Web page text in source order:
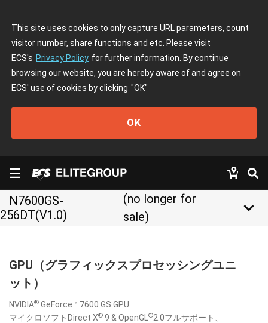
This site uses cookies to only capture URL parameters, count
visitor number, share functions and etc. Please visit
ECS's Privacy Policy for further information. By continue
browsing our website, you are hereby aware of and agree on
ECS' use of cookies by clicking "OK"
OK
N7600GS-
256DT(V1.0)
(no longer for
sale)
keyboard_arrow_down
GPU（グラフィックスプロセッシングユニ
ット）
NVIDIA® GeForce™ 7600 GS GPU
マイクロソフトDirect X® 9 & OpenGL ®2.0フルサポート、